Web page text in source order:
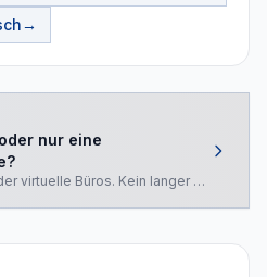
→
nur eine
virtuelle Büros. Kein langer Vertrag.